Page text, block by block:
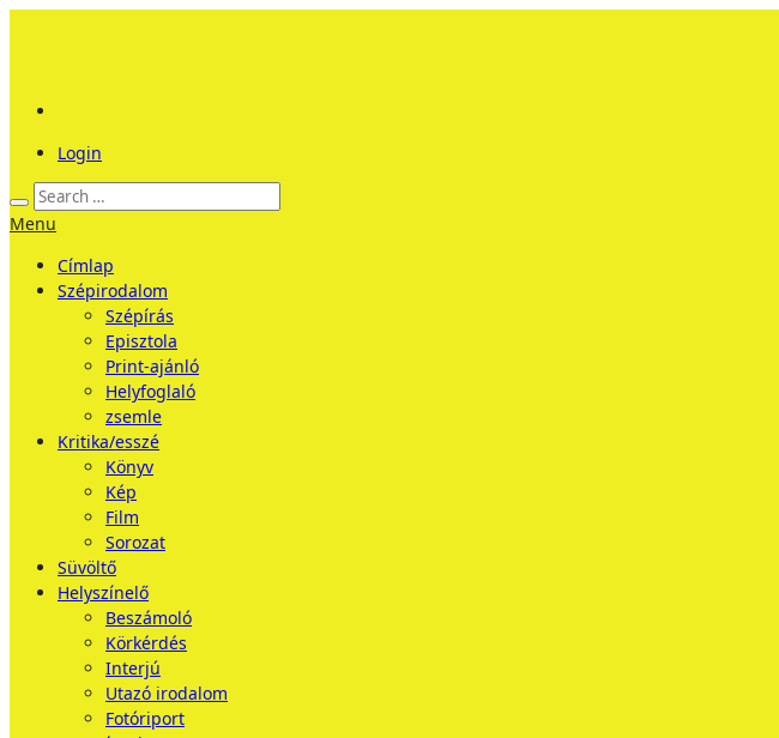
Login
Menu
Címlap
Szépirodalom
Szépírás
Episztola
Print-ajánló
Helyfoglaló
zsemle
Kritika/esszé
Könyv
Kép
Film
Sorozat
Süvöltő
Helyszínelő
Beszámoló
Körkérdés
Interjú
Utazó irodalom
Fotóriport